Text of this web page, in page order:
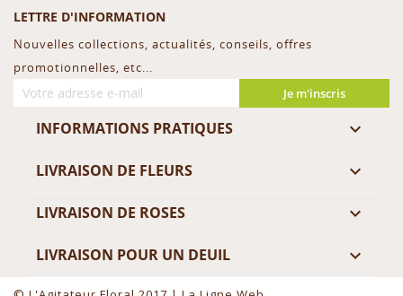
LETTRE D'INFORMATION
Nouvelles collections, actualités, conseils, offres
promotionnelles, etc...
Je m'inscris
INFORMATIONS PRATIQUES 
LIVRAISON DE FLEURS 
LIVRAISON DE ROSES 
LIVRAISON POUR UN DEUIL 